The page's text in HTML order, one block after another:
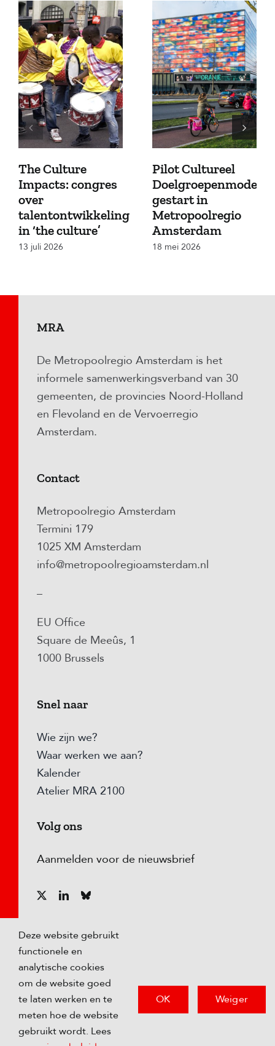
The Culture
Impacts: congres
over
talentontwikkeling
in ‘the culture’
13 juli 2026
Pilot Cultureel
Doelgroepenmodel
gestart in
Metropoolregio
Amsterdam
18 mei 2026
MRA
De Metropoolregio Amsterdam is het
informele samenwerkingsverband van 30
gemeenten, de provincies Noord-Holland
en Flevoland en de Vervoerregio
Amsterdam.
Contact
Metropoolregio Amsterdam
Termini 179
1025 XM Amsterdam
info@metropoolregioamsterdam.nl
–
EU Office
Square de Meeûs, 1
1000 Brussels
Snel naar
Wie zijn we?
Waar werken we aan?
Kalender
Atelier MRA 2100
Volg ons
Aanmelden voor de nieuwsbrief
© Copyright 2026 Metropoolregio Amsterdam |
Privacybeleid
Deze website gebruikt
functionele en
analytische cookies
om de website goed
te laten werken en te
meten hoe de website
gebruikt wordt. Lees
OK Weiger